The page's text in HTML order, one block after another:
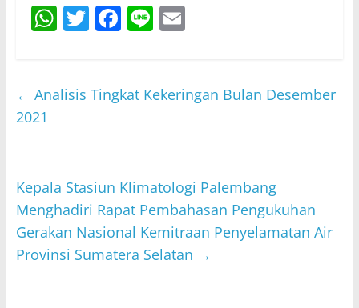
W
s
T
er
F
e
k
Li E
l
← Analisis Tingkat Kekeringan Bulan Desember
2021
Kepala Stasiun Klimatologi Palembang
Menghadiri Rapat Pembahasan Pengukuhan
Gerakan Nasional Kemitraan Penyelamatan Air
Provinsi Sumatera Selatan →